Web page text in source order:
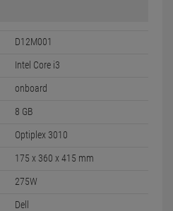
D12M001
Intel Core i3
onboard
8 GB
Optiplex 3010
175 x 360 x 415 mm
275W
Dell